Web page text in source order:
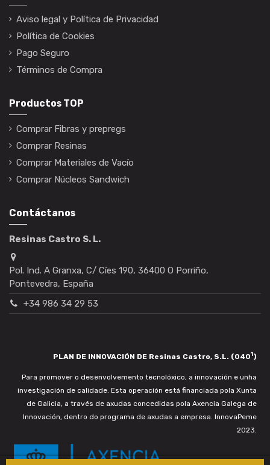
Aviso legal y Política de Privacidad
Política de Cookies
Pago Seguro
Términos de Compra
Productos TOP
Comprar Fibras y prepregs
Comprar Resinas
Comprar Materiales de Vacío
Comprar Núcleos Sandwich
Contáctanos
Resinas Castro S. L.
Pol. Ind. A Granxa, C/ Cíes 190, 36400 O Porriño,
Pontevedra, España
+34 986 34 29 53
PLAN DE INNOVACIÓN DE Resinas Castro, S.L. (0401)
Para promover o desenvolvemento tecnolóxico, a innovación e unha
investigación de calidade. Esta operación está financiada pola Xunta
de Galicia, a través de axudas concedidas pola Axencia Galega de
Innovación, dentro do programa de axudas a empresa. InnovaPeme
2023.